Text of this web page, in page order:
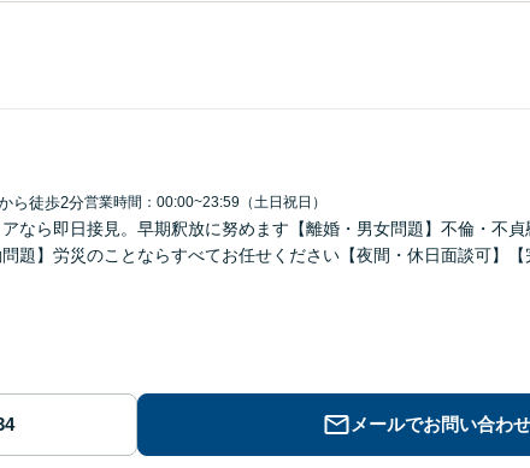
ら徒歩2分営業時間：00:00~23:59（土日祝日）
アなら即日接見。早期釈放に努めます【離婚・男女問題】不倫・不
題】労災のことならすべてお任せください【夜間・休日面談可】
メールでお問い合わせ